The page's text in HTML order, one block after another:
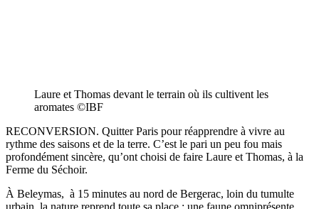
Laure et Thomas devant le terrain où ils cultivent les
aromates ©IBF
RECONVERSION. Quitter Paris pour réapprendre à vivre au
rythme des saisons et de la terre. C’est le pari un peu fou mais
profondément sincère, qu’ont choisi de faire Laure et Thomas, à la
Ferme du Séchoir.
À Beleymas, à 15 minutes au nord de Bergerac, loin du tumulte
urbain, la nature reprend toute sa place : une faune omniprésente,